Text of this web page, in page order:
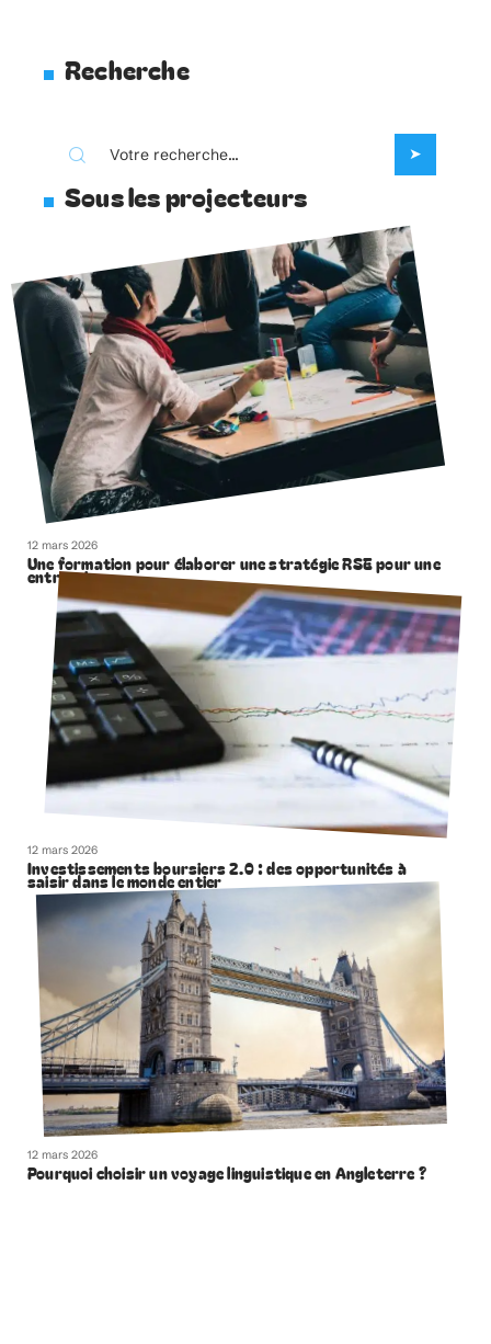
Recherche
Sous les projecteurs
12 mars 2026
Une formation pour élaborer une stratégie RSE pour une
entreprise
12 mars 2026
Investissements boursiers 2.0 : des opportunités à
saisir dans le monde entier
12 mars 2026
Pourquoi choisir un voyage linguistique en Angleterre ?